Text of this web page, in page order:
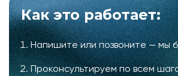
Как это работает:
Напишите или позвоните — мы
Проконсультируем по всем